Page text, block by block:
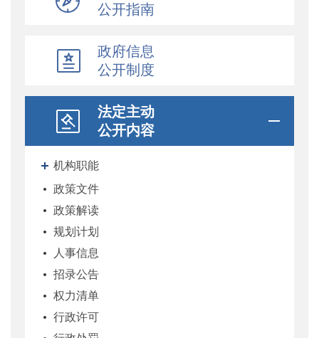
公开指南
政府信息
公开制度
法定主动
公开内容
机构职能
政策文件
政策解读
规划计划
人事信息
招录公告
权力清单
行政许可